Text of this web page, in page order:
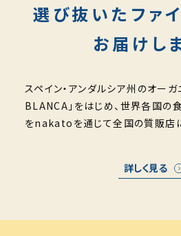
選び抜いたファ
お届けし
スペイン・アンダルシア州のオーガ
BLANCA」をはじめ、 世界各国の
をnakatoを通じて全国の質販店に
詳しく見る